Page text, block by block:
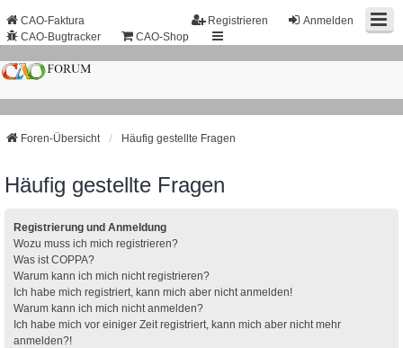
Anmelden
Registrieren
CAO-Faktura
CAO-Bugtracker
CAO-Shop
Foren-Übersicht Häufig gestellte Fragen
Häufig gestellte Fragen
Registrierung und Anmeldung
Wozu muss ich mich registrieren?
Was ist COPPA?
Warum kann ich mich nicht registrieren?
Ich habe mich registriert, kann mich aber nicht anmelden!
Warum kann ich mich nicht anmelden?
Ich habe mich vor einiger Zeit registriert, kann mich aber nicht mehr
anmelden?!